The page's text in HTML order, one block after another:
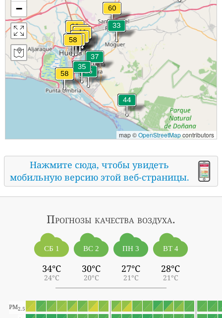
−
map ©OpenStreetMapcontributors
Нажмите сюда, чтобы увидеть
мобильную версию этой веб-страницы.
Прогнозы качества воздуха.
СБ 1
34°C
24°C
ВС 2
30°C
20°C
ПН 3
27°C
21°C
ВТ 4
28°C
21°C
PM2.5